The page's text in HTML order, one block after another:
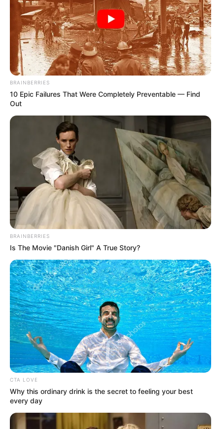
BRAINBERRIES
10 Epic Failures That Were Completely Preventable — Find
Out
BRAINBERRIES
Is The Movie "Danish Girl" A True Story?
CTA LOVE
Why this ordinary drink is the secret to feeling your best
every day